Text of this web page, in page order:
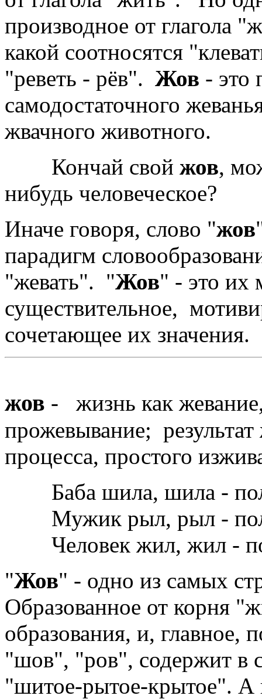
производное от глагола
какой соотносятся
"реветь - рёв". Жов - это
самодостаточного
жвачного животного.
Кончай свой жов,
нибудь человеческое?
Иначе говоря, слово "жов
парадигм
"жевать". "Жов" - это их
существительное,
сочетающее их значения.
жов - жизнь как
прожевывание;
процесса, простого
Баба шила, шила -
Мужик рыл, рыл -
Человек жил, жил -
"Жов" - одно из самых
Образованное от корня
образования, и, главное,
"шов", "ров", содержит в
"шитое-рытое-крытое". А